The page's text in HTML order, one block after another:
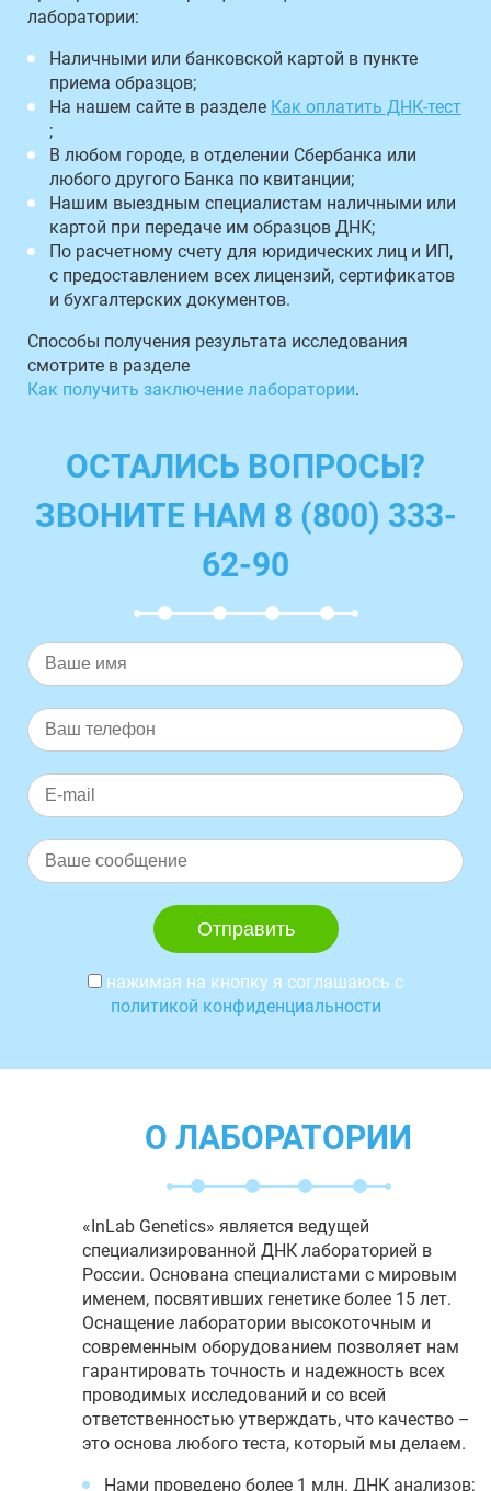
лаборатории:
Наличными или банковской картой в пункте
приема образцов;
На нашем сайте в разделе Как оплатить ДНК-тест
;
В любом городе, в отделении Сбербанка или
любого другого Банка по квитанции;
Нашим выездным специалистам наличными или
картой при передаче им образцов ДНК;
По расчетному счету для юридических лиц и ИП,
с предоставлением всех лицензий, сертификатов
и бухгалтерских документов.
Способы получения результата исследования
смотрите в разделе
Как получить заключение лаборатории.
ОСТАЛИСЬ ВОПРОСЫ?
ЗВОНИТЕ НАМ 8 (800) 333-
62-90
нажимая на кнопку я соглашаюсь с
политикой конфиденциальности
О ЛАБОРАТОРИИ
«InLab Genetics» является ведущей
специализированной ДНК лабораторией в
России. Основана специалистами с мировым
именем, посвятивших генетике более 15 лет.
Оснащение лаборатории высокоточным и
современным оборудованием позволяет нам
гарантировать точность и надежность всех
проводимых исследований и со всей
ответственностью утверждать, что качество –
это основа любого теста, который мы делаем.
Нами проведено более 1 млн. ДНК анализов;